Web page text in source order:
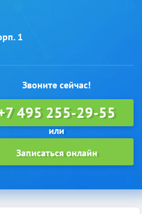
1
Звоните сейчас!
495 255-29-55
Записаться онлайн